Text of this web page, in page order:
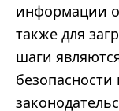
информации
также для
шаги